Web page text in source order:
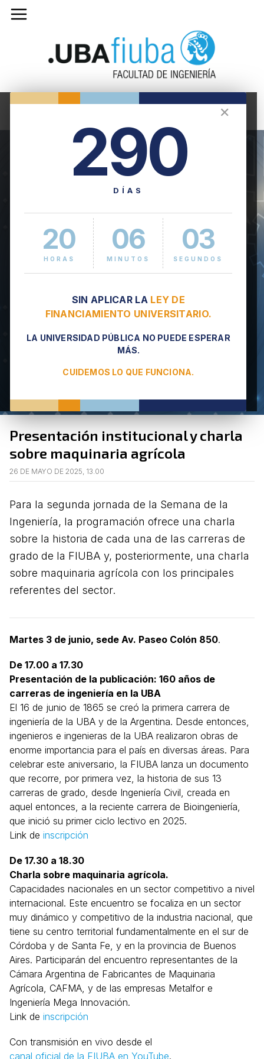
✕
290
DÍAS
20
HORAS
06
MINUTOS
03
SEGUNDOS
SIN APLICAR LA LEY DE
FINANCIAMIENTO UNIVERSITARIO.
LA UNIVERSIDAD PÚBLICA NO PUEDE ESPERAR
MÁS.
CUIDEMOS LO QUE FUNCIONA.
Presentación institucional y charla
sobre maquinaria agrícola
26 DE MAYO DE 2025, 13.00
Para la segunda jornada de la Semana de la
Ingeniería, la programación ofrece una charla
sobre la historia de cada una de las carreras de
grado de la FIUBA y, posteriormente, una charla
sobre maquinaria agrícola con los principales
referentes del sector.
Martes 3 de junio, sede Av. Paseo Colón 850.
De 17.00 a 17.30
Presentación de la publicación: 160 años de
carreras de ingeniería en la UBA
El 16 de junio de 1865 se creó la primera carrera de
ingeniería de la UBA y de la Argentina. Desde entonces,
ingenieros e ingenieras de la UBA realizaron obras de
enorme importancia para el país en diversas áreas. Para
celebrar este aniversario, la FIUBA lanza un documento
que recorre, por primera vez, la historia de sus 13
carreras de grado, desde Ingeniería Civil, creada en
aquel entonces, a la reciente carrera de Bioingeniería,
que inició su primer ciclo lectivo en 2025.
Link de inscripción
De 17.30 a 18.30
Charla sobre maquinaria agrícola.
Capacidades nacionales en un sector competitivo a nivel
internacional. Este encuentro se focaliza en un sector
muy dinámico y competitivo de la industria nacional, que
tiene su centro territorial fundamentalmente en el sur de
Córdoba y de Santa Fe, y en la provincia de Buenos
Aires. Participarán del encuentro representantes de la
Cámara Argentina de Fabricantes de Maquinaria
Agrícola, CAFMA, y de las empresas Metalfor e
Ingeniería Mega Innovación.
Link de inscripción
Con transmisión en vivo desde el
canal oficial de la FIUBA en YouTube.